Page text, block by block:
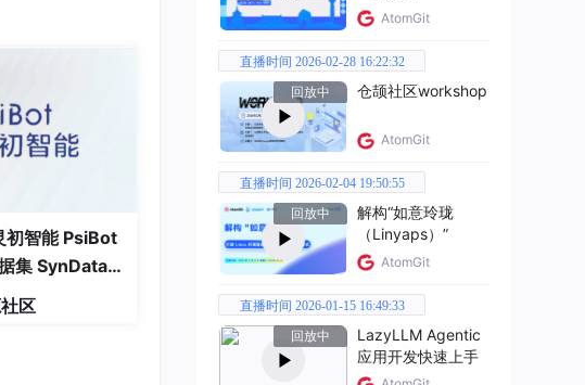
初智能 PsiBot
集 SynData
区
AtomGit
直播时间 2026-02-28 16:22:32
回放中
仓颉社区workshop
AtomGit
直播时间 2026-02-04 19:50:55
回放中
解构“如意玲珑
（Linyaps）”
AtomGit
直播时间 2026-01-15 16:49:33
回放中
LazyLLM Agentic
应用开发快速上手